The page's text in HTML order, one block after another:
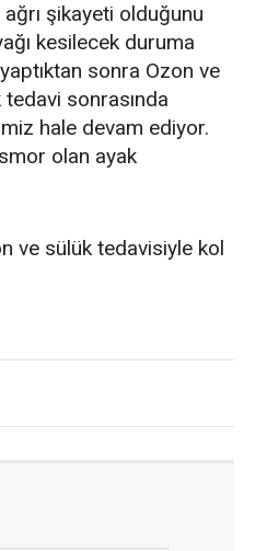
şikayeti olduğunu
kesilecek duruma
sonra Ozon ve
tedavi sonrasında
hale devam ediyor.
olan ayak
ve sülük tedavisiyle kol